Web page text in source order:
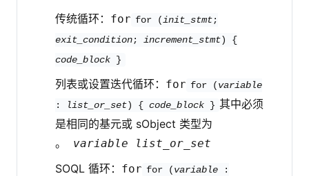
传统循环： for for (init_stmt;
exit_condition; increment_stmt) {
code_block }
列表或设置迭代循环： for for (variable
:
list_or_set) { code_block } 其中必须
是相同的基元或 sObject 类型为
。
variable list_or_set
SOQL 循环： for for (variable :